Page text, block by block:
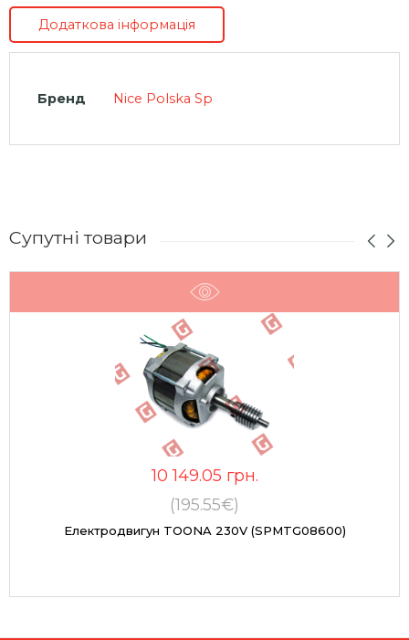
Додаткова інформація
Бренд Nice Polska Sp
Супутні товари
10 149.05 грн.
(195.55€)
Електродвигун TOONA 230V (SPMTG08600)